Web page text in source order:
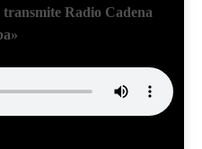
Radio Cadena